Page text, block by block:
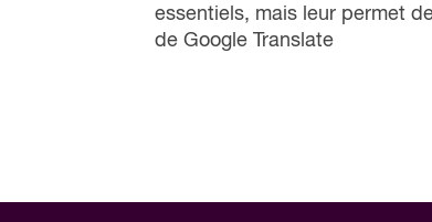
essentiels, mais leur permet
de Google Translate